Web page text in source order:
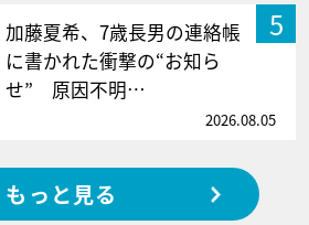
5
加藤夏希、7歳長男の連絡帳
に書かれた衝撃の“お知ら
せ” 原因不明…
2026.08.05
もっと見る